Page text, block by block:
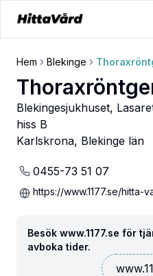
Hem Blekinge
Blekingesjukhuset,
hiss B
Karlskrona, Blekinge län
0455-73 51 07
https://www.1177.se/hitta-
Besök www.1177.se för
avboka tider.